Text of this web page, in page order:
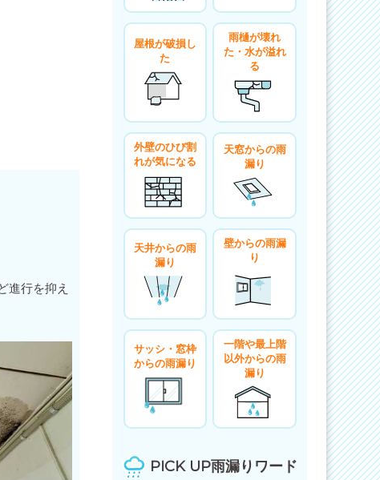
進行を抑え
屋根が破損し
た
雨樋が壊れ
た・水が溢れ
る
外壁のひび割
れが気になる
天窓からの雨
漏り
天井からの雨
漏り
壁からの雨漏
り
サッシ・窓枠
からの雨漏り
一階や最上階
以外からの雨
漏り
PICK UP雨漏りワード